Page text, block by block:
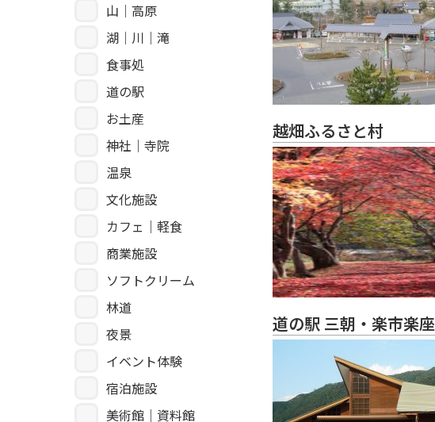
山｜高原
湖｜川｜滝
食事処
道の駅
お土産
神社｜寺院
温泉
文化施設
カフェ｜軽食
商業施設
ソフトクリーム
林道
夜景
イベント体験
宿泊施設
美術館｜資料館
越畑ふるさと村
道の駅 三朝・楽市楽座